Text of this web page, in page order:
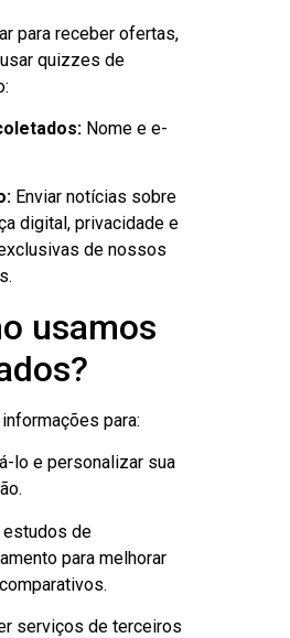
para receber ofertas,
quizzes de
Nome e e-
Enviar notícias sobre
digital, privacidade e
de nossos
usamos
para:
lo e personalizar sua
estudos de
para melhorar
serviços de terceiros